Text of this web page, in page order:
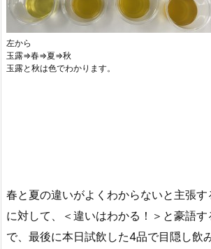
左から
玉露⇒春⇒夏⇒秋
玉露と秋は色でわかります。
春と夏の違いがよくわからないと主張
に対して、＜違いはわかる！＞と豪語す
で、最後に本日試飲した4品で目隠し飲